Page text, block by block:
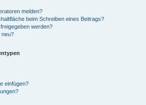
melden?
beim Schreiben eines Beitrags?
werden?
neu?
einfügen?